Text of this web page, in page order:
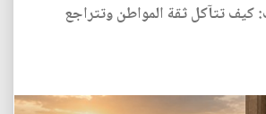
كيف تتآكل ثقة المواطن وتتراجع